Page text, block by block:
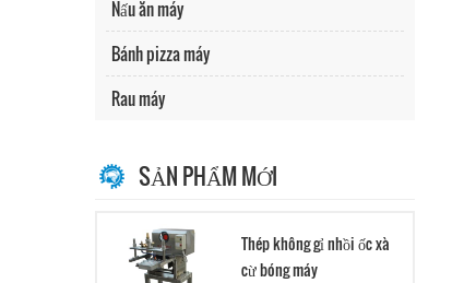
Nấu ăn máy
Bánh pizza máy
Rau máy
SẢN PHẨM MỚI
Thép không gỉ nhồi ốc xà
cừ bóng máy